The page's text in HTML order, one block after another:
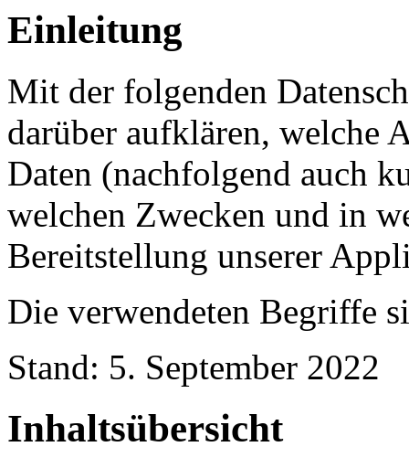
Einleitung
Mit der folgenden
darüber aufklären, welche
Daten (nachfolgend auch
welchen Zwecken und in
Bereitstellung unserer
Die verwendeten Begriffe
Stand: 5. September 2022
Inhaltsübersicht